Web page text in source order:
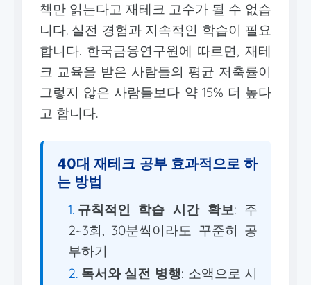
책만 읽는다고 재테크 고수가 될 수 없습
니다. 실전 경험과 지속적인 학습이 필요
합니다. 한국금융연구원에 따르면, 재테
크 교육을 받은 사람들의 평균 저축률이
그렇지 않은 사람들보다 약 15% 더 높다
고 합니다.
40대 재테크 공부 효과적으로 하
는 방법
규칙적인 학습 시간 확보: 주
2~3회, 30분씩이라도 꾸준히 공
부하기
독서와 실전 병행: 소액으로 시